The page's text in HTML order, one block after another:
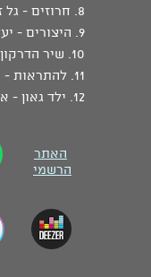
8. חרוזים - גל זיו
9. היצורים - יעל דקלבאום
10. שיר הדרקון - בועז קראוזר ונופר גבעוני
11. להתראות - יעל דקלבאום
12. ילד גאון - אלון עדר ועופר אלוני
האתר
הרשמי